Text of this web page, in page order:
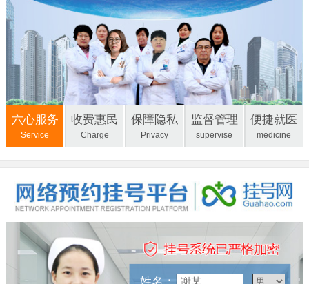
六心服务
Service
收费惠民
Charge
保障隐私
Privacy
监督管理
supervise
便捷就医
medicine